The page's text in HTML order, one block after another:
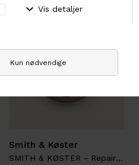
Smith & Køster
SMITH & KØSTER - Repair Balm